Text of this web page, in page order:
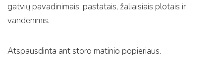
gatvių pavadinimais, pastatais, žaliaisiais plotais ir
vandenimis.
Atspausdinta ant storo matinio popieriaus.